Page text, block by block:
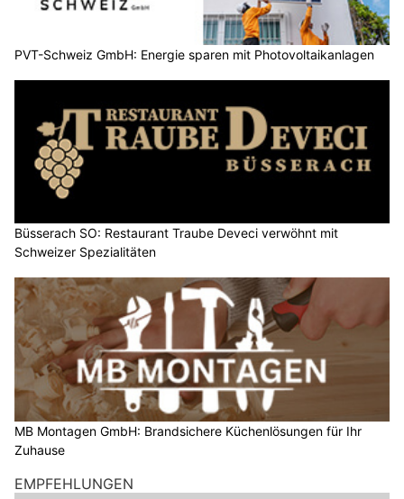
PVT-Schweiz GmbH: Energie sparen mit Photovoltaikanlagen
Büsserach SO: Restaurant Traube Deveci verwöhnt mit
Schweizer Spezialitäten
MB Montagen GmbH: Brandsichere Küchenlösungen für Ihr
Zuhause
EMPFEHLUNGEN